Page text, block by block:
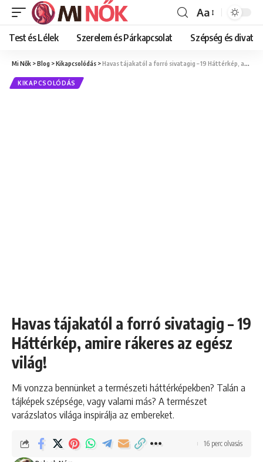
Font
Resizer
Aa
Test és Lélek Szerelem és Párkapcsolat Szépség és divat
Mi Nők >Blog >Kikapcsolódás >Havas tájakatól a forró sivatagig – 19 Háttérkép, amire rákeres az egész világ!
KIKAPCSOLÓDÁS
Havas tájakatól a forró sivatagig – 19
Háttérkép, amire rákeres az egész
világ!
Mi vonzza bennünket a természeti háttérképekben? Talán a
tájképek szépsége, vagy valami más? A természet
varázslatos világa inspirálja az embereket.
16 perc olvasás